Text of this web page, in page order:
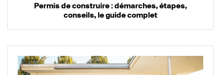
Permis de construire : démarches, étapes,
conseils, le guide complet